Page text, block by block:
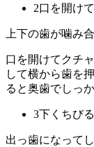
2口を開け
上下の歯が噛み
口を開けてクチ
して横から歯を
ると奥歯でしっ
3下くちび
出っ歯になって